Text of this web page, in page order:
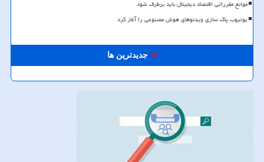
موانع مقرراتی اقتصاد دیجیتال باید برطرف شود
یوتیوب پاک سازی ویدئوهای هوش مصنوعی را آغاز کرد
جدیدترین ها